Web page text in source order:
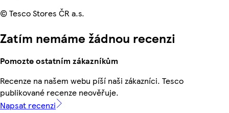
© Tesco Stores ČR a.s.
Zatím nemáme žádnou recenzi
Pomozte ostatním zákazníkům
Recenze na našem webu píší naši zákazníci. Tesco
publikované recenze neověřuje.
Napsat recenzi